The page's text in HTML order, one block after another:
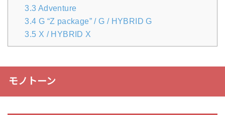
3.3 Adventure
3.4 G “Z package” / G / HYBRID G
3.5 X / HYBRID X
モノトーン